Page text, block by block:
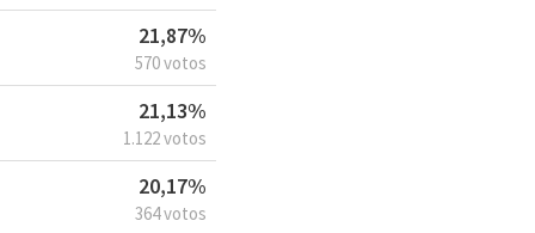
21,87%
570 votos
21,13%
1.122 votos
20,17%
364 votos